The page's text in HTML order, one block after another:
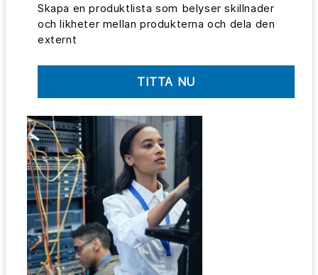
Skapa en produktlista som belyser skillnader
och likheter mellan produkterna och dela den
externt
TITTA NU